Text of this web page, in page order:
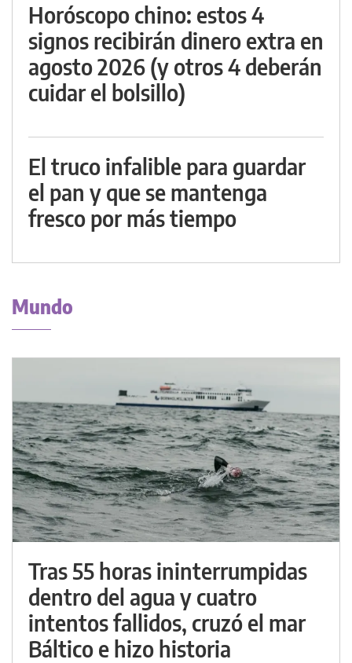
Horóscopo chino: estos 4
signos recibirán dinero extra en
agosto 2026 (y otros 4 deberán
cuidar el bolsillo)
El truco infalible para guardar
el pan y que se mantenga
fresco por más tiempo
Mundo
Tras 55 horas ininterrumpidas
dentro del agua y cuatro
intentos fallidos, cruzó el mar
Báltico e hizo historia